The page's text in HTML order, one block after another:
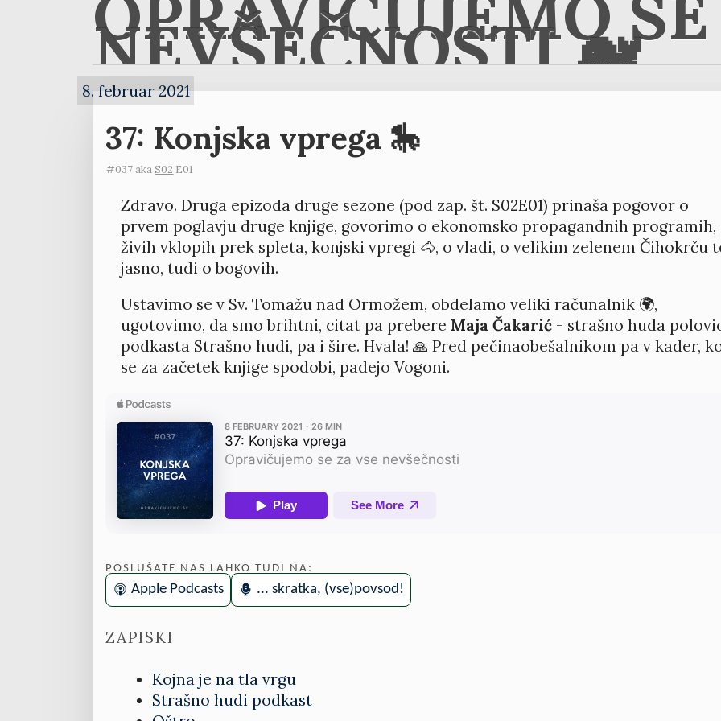
NEVŠEČNOSTI 🐋
8. februar 2021
37: Konjska vprega 🎠
#037 akaS02 E01
Zdravo. Druga epizoda druge sezone (pod zap. št. S02E01) prinaša pogovor o
prvem poglavju druge knjige, govorimo o ekonomsko propagandnih programih,
živih vklopih prek spleta, konjski vpregi 🐴, o vladi, o velikim zelenem Čihokrču
jasno, tudi o bogovih.
Ustavimo se v Sv. Tomažu nad Ormožem, obdelamo veliki računalnik 🌍,
ugotovimo, da smo brihtni, citat pa prebere Maja Čakarić - strašno huda
podkasta Strašno hudi, pa i šire. Hvala! 🙏 Pred pečinaobešalnikom pa v kader,
se za začetek knjige spodobi, padejo Vogoni.
POSLUŠATE NAS LAHKO TUDI NA:
Apple Podcasts ... skratka, (vse)povsod!
ZAPISKI
Kojna je na tla vrgu
Strašno hudi podkast